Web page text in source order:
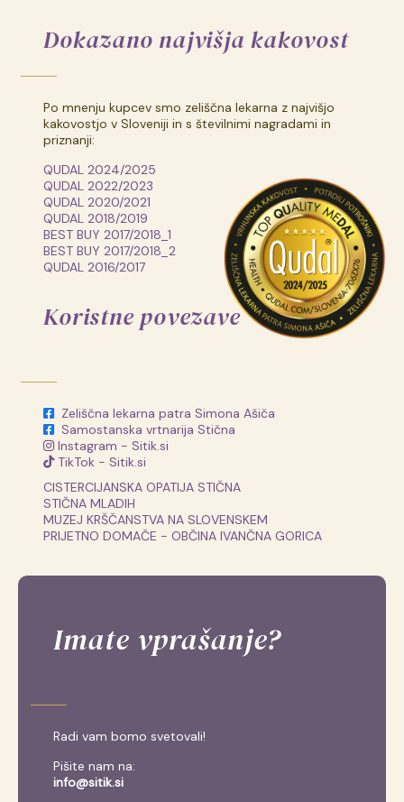
Dokazano najvišja kakovost
Po mnenju kupcev smo zeliščna lekarna z najvišjo
kakovostjo v Sloveniji in s številnimi nagradami in
priznanji:
QUDAL 2024/2025
QUDAL 2022/2023
QUDAL 2020/2021
QUDAL 2018/2019
BEST BUY 2017/2018_1
BEST BUY 2017/2018_2
QUDAL 2016/2017
Koristne povezave
Zeliščna lekarna patra Simona Ašiča
Samostanska vrtnarija Stična
Instagram - Sitik.si
TikTok - Sitik.si
CISTERCIJANSKA OPATIJA STIČNA
STIČNA MLADIH
MUZEJ KRŠČANSTVA NA SLOVENSKEM
PRIJETNO DOMAČE - OBČINA IVANČNA GORICA
Imate vprašanje?
Radi vam bomo svetovali!
Pišite nam na:
info@sitik.si